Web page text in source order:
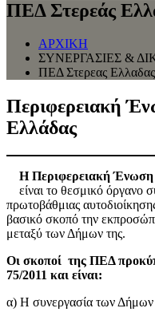
ΠΕΔ Στερεάς
ΑΡΧΙΚΗ
ΣΥΝΕΡΓΑΣΙΕΣ &
ΠΕΔ Στερεας Ελλαδας
Περιφερειακή
Ελλάδας
Η Περιφερειακή
είναι το θεσμικό όργανο
πρωτοβάθμιας
βασικό σκοπό την
μεταξύ των Δήμων της.
Οι σκοποί της ΠΕΔ
75/2011 και είναι:
α) Η συνεργασία των Δήμων